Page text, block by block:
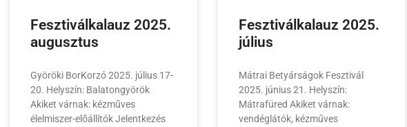
Fesztiválkalauz 2025.
augusztus
Györöki BorKorzó 2025. július 17-
20. Helyszín: Balatongyörök
Akiket várnak: kézműves
élelmiszer-előállítók Jelentkezés
Fesztiválkalauz 2025.
július
Mátrai Betyárságok Fesztivál
2025. június 21. Helyszín:
Mátrafüred Akiket várnak:
vendéglátók, kézműves